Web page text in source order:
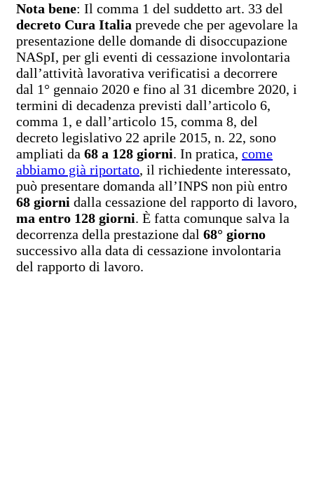
Nota bene: Il comma 1 del suddetto art. 33 del
decreto Cura Italia prevede che per agevolare la
presentazione delle domande di disoccupazione
NASpI, per gli eventi di cessazione involontaria
dall’attività lavorativa verificatisi a decorrere
dal 1° gennaio 2020 e fino al 31 dicembre 2020, i
termini di decadenza previsti dall’articolo 6,
comma 1, e dall’articolo 15, comma 8, del
decreto legislativo 22 aprile 2015, n. 22, sono
ampliati da 68 a 128 giorni. In pratica, come
abbiamo già riportato, il richiedente interessato,
può presentare domanda all’INPS non più entro
68 giorni dalla cessazione del rapporto di lavoro,
ma entro 128 giorni. È fatta comunque salva la
decorrenza della prestazione dal 68° giorno
successivo alla data di cessazione involontaria
del rapporto di lavoro.